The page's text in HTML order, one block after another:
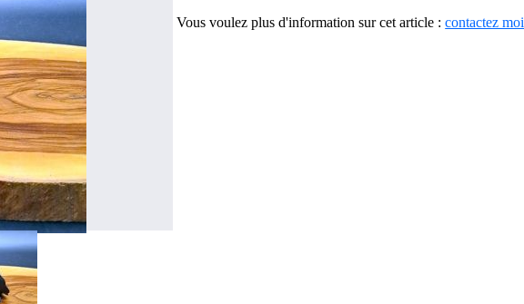
Vous voulez plus d'information sur cet article :contactez moi